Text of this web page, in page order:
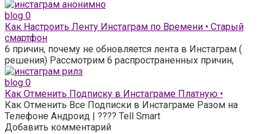
blog 0
Как Настроить Ленту Инстаграм по Времени • Старый
смартфон
6 причин, почему не обновляется лента в Инстаграм (
решения) Рассмотрим 6 распространенных причин,
blog 0
Как Отменить Подписку в Инстаграме Платную •
Как Отменить Все Подписки в Инстаграме Разом на
Телефоне Андроид | ???? Tell Smart
Добавить комментарий